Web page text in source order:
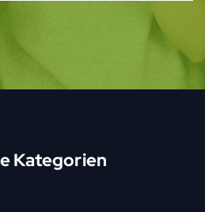
Kategorien